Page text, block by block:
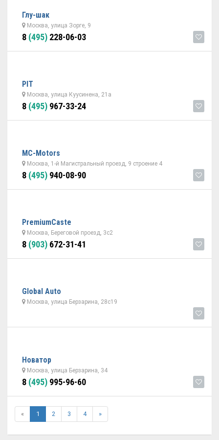
Глу-шак
Москва, улица Зорге, 9
8 (495) 228-06-03
PIT
Москва, улица Куусинена, 21а
8 (495) 967-33-24
MC-Motors
Москва, 1-й Магистральный проезд, 9 строение 4
8 (495) 940-08-90
PremiumCaste
Москва, Береговой проезд, 3с2
8 (903) 672-31-41
Global Auto
Москва, улица Берзарина, 28с19
Новатор
Москва, улица Берзарина, 34
8 (495) 995-96-60
« 1 2 3 4 »